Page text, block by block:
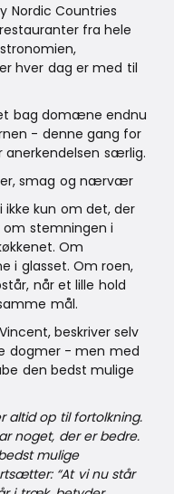
Nordic Countries
fra hele
hver dag er med til
bag domæne endnu
- denne gang for
særlig.
smag og nærvær
kun om det, der
om stemningen i
Om
i glasset. Om roen,
når et lille hold
mål.
beskriver selv
dogmer - men med
den bedst mulige
altid op til fortolkning.
noget, der er bedre.
mulige
“At vi nu står